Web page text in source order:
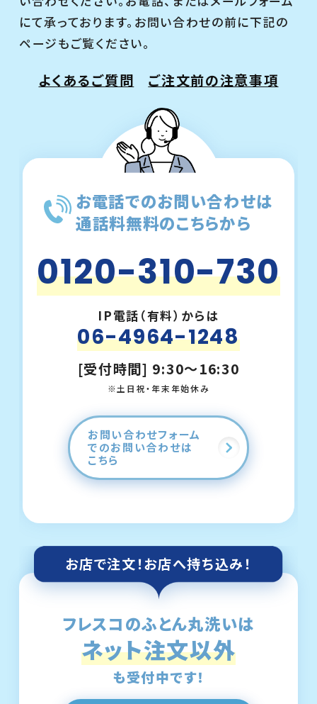
にて承っております。お問い合わせの前に下記の
ページもご覧ください。
よくあるご質問 ご注文前の注意事項
お電話でのお問い合わせは
通話料無料のこちらから
0120-310-730
IP電話（有料）からは
06-4964-1248
[受付時間] 9:30～16:30
※土日祝・年末年始休み
お問い合わせフォーム
でのお問い合わせは
こちら
お店で注文！お店へ持ち込み！
フレスコのふとん丸洗いは
ネット注文以外
も受付中です！